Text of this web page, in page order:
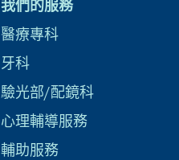
我們的服務
醫療專科
牙科
驗光部/配鏡科
心理輔導服務
輔助服務